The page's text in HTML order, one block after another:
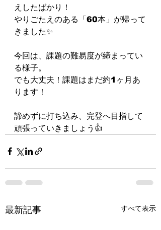
えしたばかり！
やりごたえのある「60本」が帰って
きました✨
⁡⁡今回は、課題の難易度が締まってい
る様子。⁡
⁡⁡でも大丈夫！⁡課題はまだ約1ヶ月あ
ります！
⁡諦めずに打ち込み、完登へ目指して
⁡頑張っていきましょう👍
最新記事 すべて表示